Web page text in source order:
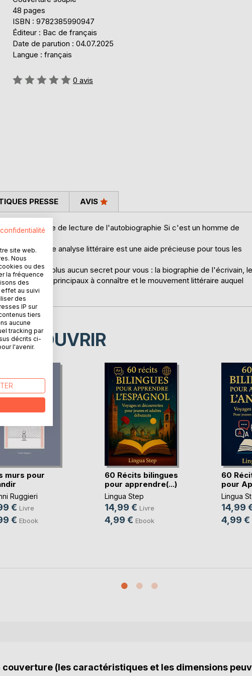
48 pages
ISBN : 9782385990947
Éditeur : Bac de français
Date de parution : 04.07.2025
Langue : français
Évaluation:
0 avis
à notre fiche de lecture de l'autobiographie Si c'est un homme de
cette analyse littéraire est une aide précieuse pour tous les
n'auront plus aucun secret pour vous : la biographie de l'écrivain, le
des thèmes principaux à connaître et le mouvement littéraire auquel
PRESSE AVIS
DÉCOUVRIR
murs pour
Ruggieri
€ Livre
€ Ebook
60 Récits bilingues
pour apprendre(...)
Lingua Step
14,99 € Livre
4,99 € Ebook
60
pour
Lingua
14,99
4,99 €
couverture (les caractéristiques et les dimensions
site web.
Nous
ou des
la fréquence
des
au suivi
des
IP sur
tiers
aucune
tracking par
décrits ci-
l'avenir.